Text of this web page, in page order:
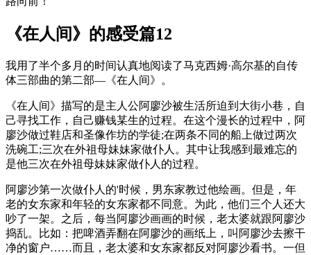
《在人间》的感受篇12
我用了半个多月的时间认真地阅读了马克西姆·高尔基的自传
体三部曲的第二部—《在人间》。
《在人间》描写的是主人公阿廖沙被生活所迫到大街小巷，自
己寻找工作，自己赚钱某生的过程。在这个漫长的过程中，阿
廖沙做过鞋店和圣像作坊的学徒;在两条不同的船上做过两次
洗碗工;三次在外祖母妹妹家做仆人。其中让我感到最难忘的
是他三次在外祖母妹妹家做仆人的过程。
阿廖沙第一次做仆人的'时候，男东家教过他绘画。但是，年
老的女东家和年轻的女东家都不同意。为此，他们三个人还大
吵了一架。之后，每当阿廖沙画画的时候，老太婆就跟阿廖沙
捣乱。比如：把啤酒弄翻在阿廖沙的画纸上，叫阿廖沙去擦干
净的窗户……而且，老太婆和女东家都反对阿廖沙看书。一但